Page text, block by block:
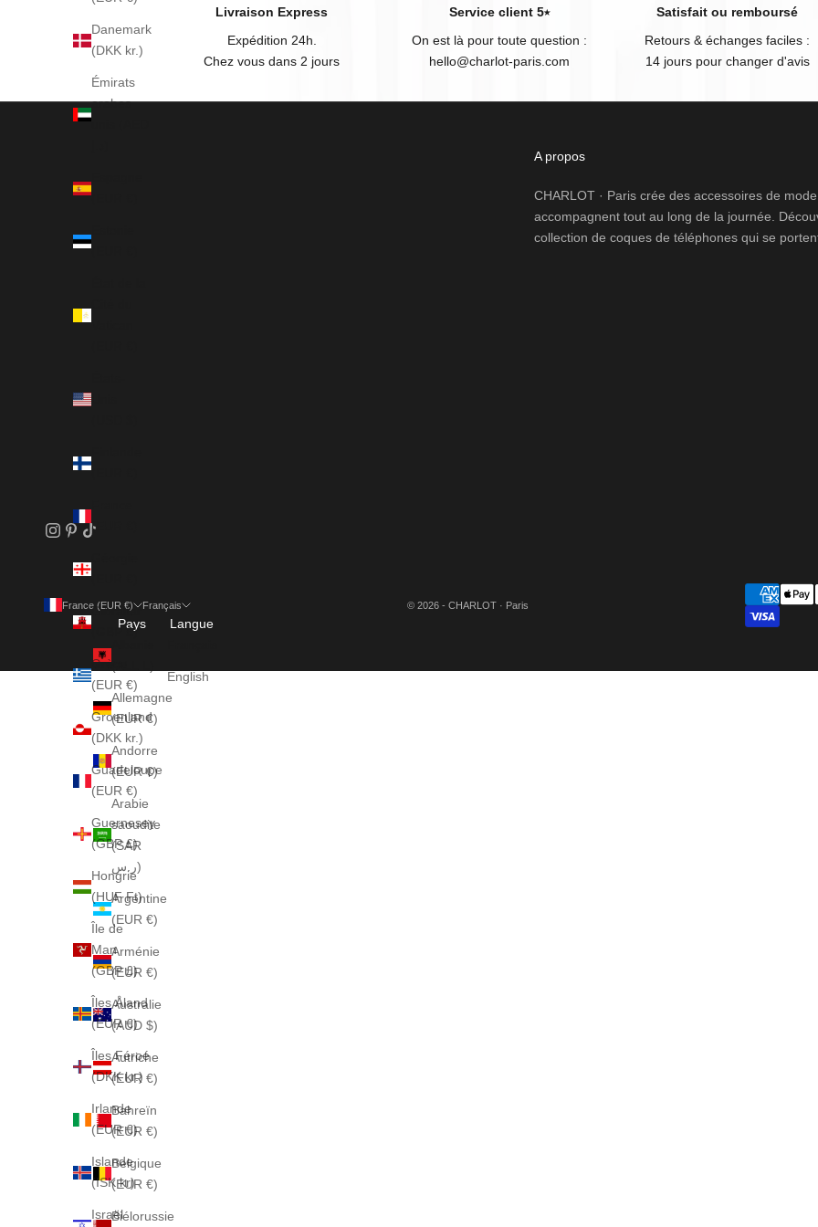
Danemark
(DKK kr.)
Émirats
arabes
(EUR €)
Gibraltar
(GBP £)
Grèce
(EUR €)
Groenland
(DKK kr.)
Guadeloupe
(EUR €)
Guernesey
(GBP £)
Hongrie
(HUF Ft)
Île de
Man
(GBP £)
Îles Åland
(EUR €)
Îles Féroé
(DKK kr.)
Irlande
(EUR €)
Islande
(ISK kr)
Israël
Livraison Express
Expédition 24h.
Chez vous dans 2 jours
Service client 5⭑
On est là pour toute question :
hello@charlot-paris.com
Satisfait ou remboursé
Retours & échanges faciles :
14 jours pour changer d'avis
A propos
CHARLOT · Paris crée des accessoires de
accompagnent tout au long de la journée.
collection de coques de téléphones qui se
France (EUR €)
Pays
Allemagne
(EUR €)
Andorre
(EUR €)
Arabie
saoudite
(SAR
ر.س)
Argentine
(EUR €)
Arménie
(EUR €)
Australie
(AUD $)
Autriche
(EUR €)
Bahreïn
(EUR €)
Belgique
(EUR €)
Biélorussie
Français
Langue
English
© 2026 - CHARLOT · Paris